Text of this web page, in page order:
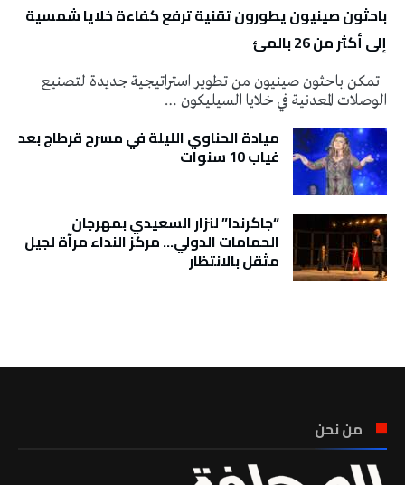
باحثون صينيون يطورون تقنية ترفع كفاءة خلايا شمسية
إلى أكثر من 26 بالمئ
تمكن باحثون صينيون من تطوير استراتيجية جديدة لتصنيع
الوصلات المعدنية في خلايا السيليكون …
ميادة الحناوي الليلة في مسرح قرطاج بعد
غياب 10 سنوات
“جاكرندا” لنزار السعيدي بمهرجان
الحمامات الدولي… مركز النداء مرآة لجيل
مثقل بالانتظار
من نحن